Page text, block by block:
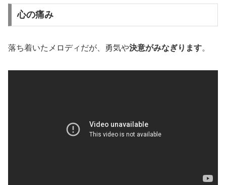
心の痛み
落ち着いたメロディだが、勇気や決意がみなぎります。